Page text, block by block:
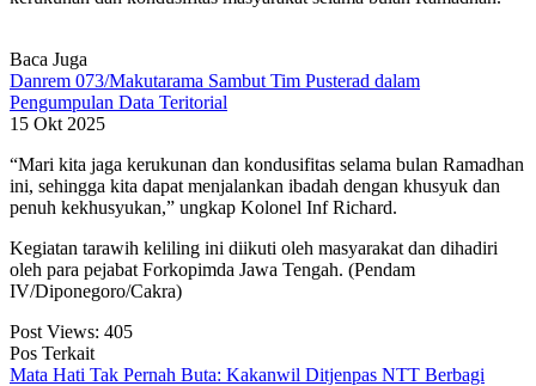
Baca Juga
Danrem 073/Makutarama Sambut Tim Pusterad dalam
Pengumpulan Data Teritorial
15 Okt 2025
“Mari kita jaga kerukunan dan kondusifitas selama bulan Ramadhan
ini, sehingga kita dapat menjalankan ibadah dengan khusyuk dan
penuh kekhusyukan,” ungkap Kolonel Inf Richard.
Kegiatan tarawih keliling ini diikuti oleh masyarakat dan dihadiri
oleh para pejabat Forkopimda Jawa Tengah. (Pendam
IV/Diponegoro/Cakra)
Post Views: 405
Pos Terkait
Mata Hati Tak Pernah Buta: Kakanwil Ditjenpas NTT Berbagi